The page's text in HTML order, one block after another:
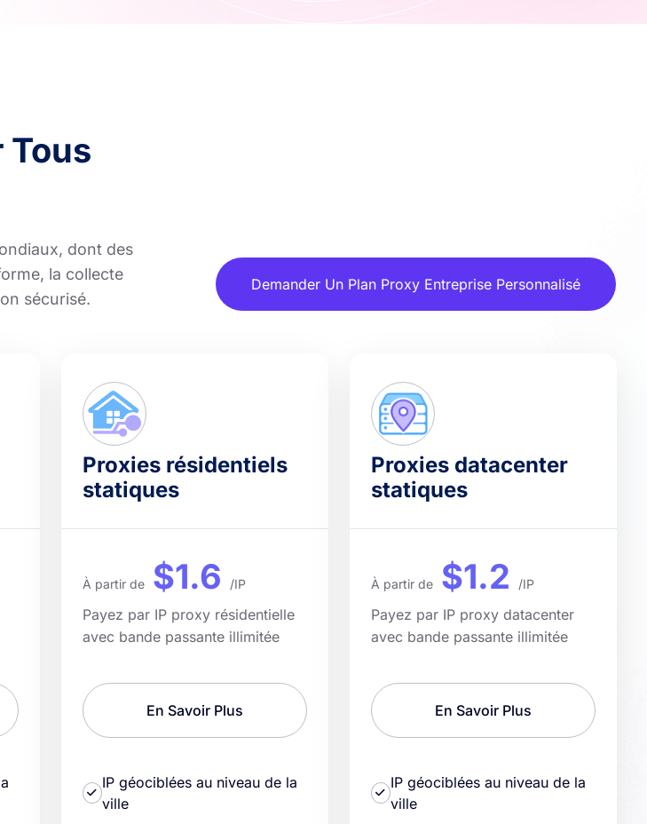
Tous
dont des
la collecte
sécurisé.
Demander Un Plan Proxy Entreprise Personnalisé
Proxies résidentiels
statiques
À partir de $1.6 /IP
Payez par IP proxy résidentielle
avec bande passante illimitée
En Savoir Plus
IP géociblées au niveau de la
ville
Proxies datacenter
statiques
À partir de $1.2 /IP
Payez par IP proxy datacenter
avec bande passante illimitée
En Savoir Plus
IP géociblées au niveau de la
ville